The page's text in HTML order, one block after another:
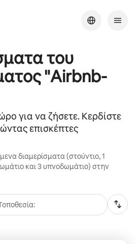
του
"Airbnb-
για να ζήσετε. Κερδίστε
επισκέπτες
διαμερίσματα (στούντιο, 1
και 3 υπνοδωμάτιο) στην